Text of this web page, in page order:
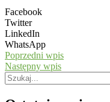
Facebook
Twitter
LinkedIn
WhatsApp
Poprzedni wpis
Następny wpis